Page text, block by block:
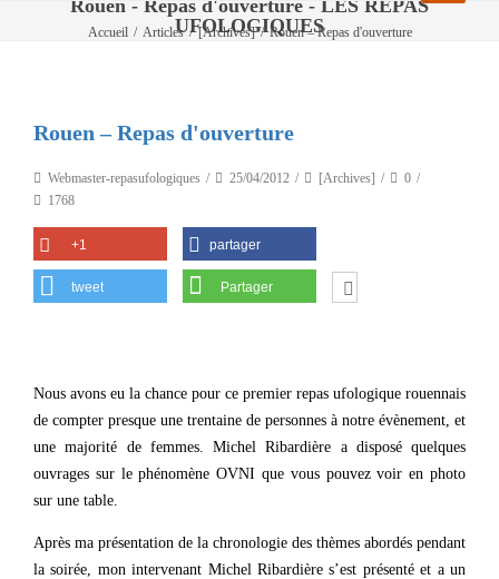
Rouen - Repas d'ouverture - LES REPAS
UFOLOGIQUES
Accueil / Articles / [Archives] / Rouen – Repas d'ouverture
Rouen – Repas d'ouverture
Webmaster-repasufologiques 25/04/2012 [Archives]
0
1768
+1 partager
tweet Partager
Nous avons eu la chance pour ce premier repas ufologique rouennais
de compter presque une trentaine de personnes à notre évènement, et
une majorité de femmes. Michel Ribardière a disposé quelques
ouvrages sur le phénomène OVNI que vous pouvez voir en photo
sur une table.
Après ma présentation de la chronologie des thèmes abordés pendant
la soirée, mon intervenant Michel Ribardière s’est présenté et a un